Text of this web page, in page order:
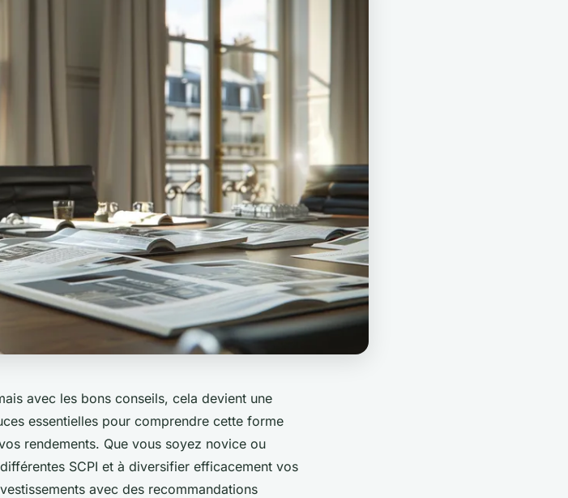
avec les bons conseils, cela devient une
essentielles pour comprendre cette forme
rendements. Que vous soyez novice ou
SCPI et à diversifier efficacement vos
avec des recommandations